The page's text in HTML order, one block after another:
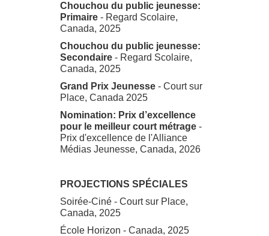
Chouchou du public jeunesse:
Primaire- Regard Scolaire,
Canada, 2025
Chouchou du public jeunesse:
Secondaire- Regard Scolaire,
Canada, 2025
Grand Prix Jeunesse - Court sur
Place, Canada 2025
Nomination: Prix d’excellence
pour le meilleur court métrage-
Prix d'excellence de l'Alliance
Médias Jeunesse, Canada, 2026
PROJECTIONS SPÉCIALES
Soirée-Ciné - Court sur Place,
Canada, 2025
École Horizon - Canada, 2025